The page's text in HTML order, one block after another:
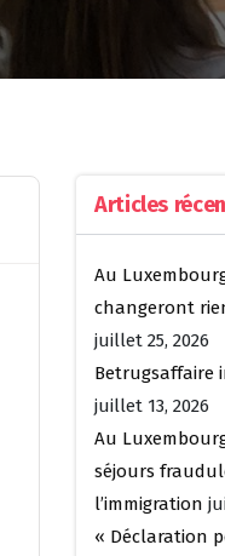
Articles
Au
changeront
juillet 25, 2026
Betrugsaffaire
juillet 13, 2026
Au
séjours
l’immigration
« Déclaration